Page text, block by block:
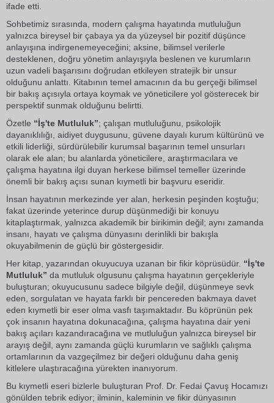
ifade etti.
Sohbetimiz sırasında, modern çalışma hayatında mutluluğun
yalnızca bireysel bir çabaya ya da yüzeysel bir pozitif düşünce
anlayışına indirgenemeyeceğini; aksine, bilimsel verilerle
desteklenen, doğru yönetim anlayışıyla beslenen ve kurumların
uzun vadeli başarısını doğrudan etkileyen stratejik bir unsur
olduğunu anlattı. Kitabının temel amacının da bu gerçeği bilimsel
bir bakış açısıyla ortaya koymak ve yöneticilere yol gösterecek bir
perspektif sunmak olduğunu belirtti.
Özetle “İş'te Mutluluk”; çalışan mutluluğunu, psikolojik
dayanıklılığı, aidiyet duygusunu, güvene dayalı kurum kültürünü ve
etkili liderliği, sürdürülebilir kurumsal başarının temel unsurları
olarak ele alan; bu alanlarda yöneticilere, araştırmacılara ve
çalışma hayatına ilgi duyan herkese bilimsel temeller üzerinde
önemli bir bakış açısı sunan kıymetli bir başvuru eseridir.
İnsan hayatının merkezinde yer alan, herkesin peşinden koştuğu;
fakat üzerinde yeterince durup düşünmediği bir konuyu
kitaplaştırmak, yalnızca akademik bir birikimin değil; aynı zamanda
insanı, hayatı ve çalışma dünyasını derinlikli bir bakışla
okuyabilmenin de güçlü bir göstergesidir.
Her kitap, yazarından okuyucuya uzanan bir fikir köprüsüdür. “İş'te
Mutluluk” da mutluluk olgusunu çalışma hayatının gerçekleriyle
buluşturan; okuyucusunu sadece bilgiyle değil, düşünmeye sevk
eden, sorgulatan ve hayata farklı bir pencereden bakmaya davet
eden kıymetli bir eser olma vasfı taşımaktadır. Bu köprünün pek
çok insanın hayatına dokunacağına, çalışma hayatına dair yeni
bakış açıları kazandıracağına ve mutluluğun yalnızca bireysel bir
arayış değil, aynı zamanda güçlü kurumların ve sağlıklı çalışma
ortamlarının da vazgeçilmez bir değeri olduğunu daha geniş
kitlelere ulaştıracağına yürekten inanıyorum.
Bu kıymetli eseri bizlerle buluşturan Prof. Dr. Fedai Çavuş Hocamızı
gönülden tebrik ediyor; ilminin, kaleminin ve fikir dünyasının